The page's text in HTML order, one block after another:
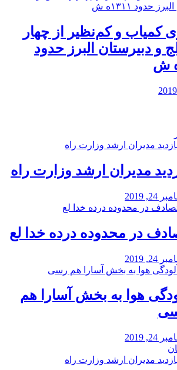
کمیاب و کم‌نظیر از چهار
و دبيرستان البرز حدود
مدیران ارشد وزارت راه
2019
در محدوده درده خدا لع
2019
هوا به بخش آسارا هم
2019